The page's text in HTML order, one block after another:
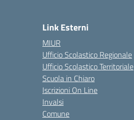
Link Esterni
MIUR
Ufficio Scolastico Regionale
Ufficio Scolastico Territoriale
Scuola in Chiaro
Iscrizioni On Line
Invalsi
Comune